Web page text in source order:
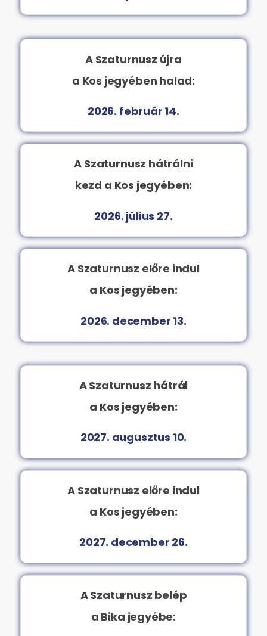
A Szaturnusz újra
a Kos jegyében halad:
2026. február 14.
A Szaturnusz hátrálni
kezd a Kos jegyében:
2026. július 27.
A Szaturnusz előre indul
a Kos jegyében:
2026. december 13.
A Szaturnusz hátrál
a Kos jegyében:
2027. augusztus 10.
A Szaturnusz előre indul
a Kos jegyében:
2027. december 26.
A Szaturnusz belép
a Bika jegyébe: